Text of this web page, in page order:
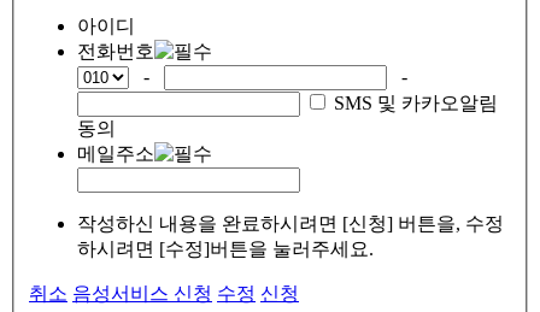
아이디
전화번호
-
-
SMS 및 카카오알림
동의
메일주소
작성하신 내용을 완료하시려면 [신청] 버튼을, 수정
하시려면 [수정]버튼을 눌러주세요.
취소 음성서비스 신청 수정 신청